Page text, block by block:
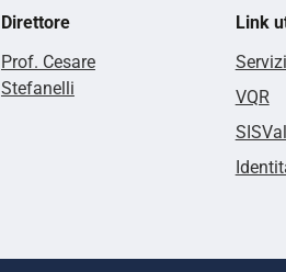
Direttore
Prof. Cesare
Stefanelli
Link
VQR